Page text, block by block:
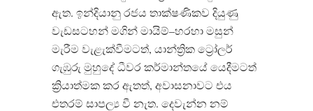
ඇත. ඉන්දියානු රජය තාක්ෂණිකව දියුණු
වැඩසටහන් මගින් මායිම්–හරහා මසුන්
මැරීම වැළැක්වීමටත්, යාන්ත්‍රික ට්‍රෝලර්
ගැඹුරු මුහුදේ ධීවර කර්මාන්තයේ යෙදීමටත්
ක්‍රියාත්මක කර ඇතත්, අවාසනාවට එය
එතරම් සාපල්‍ය වී නැත. දෙවැන්න නම්